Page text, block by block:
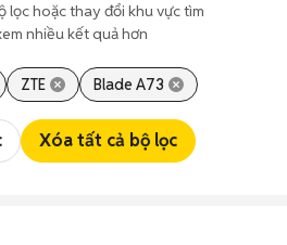
lọc hoặc thay đổi khu vực tìm
nhiều kết quả hơn
ZTE Blade A73
Xóa tất cả bộ lọc